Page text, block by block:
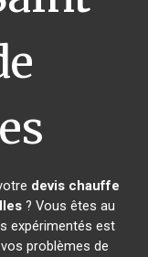
devis chauffe
? Vous êtes au
expérimentés est
problèmes de